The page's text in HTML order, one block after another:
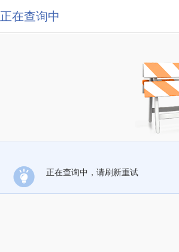
正在查询中
正在查询中，请刷新重试